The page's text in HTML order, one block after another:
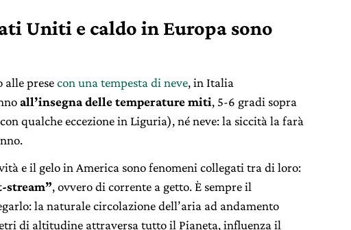
Uniti e caldo in Europa sono
alle presecon una tempesta di neve, in Italia
all’insegna delle temperature miti, 5-6 gradi sopra
qualche eccezione in Liguria), né neve: la siccità la farà
e il gelo in America sono fenomeni collegati tra di loro:
stream”, ovvero di corrente a getto. È sempre il
la naturale circolazione dell’aria ad andamento
di altitudine attraversa tutto il Pianeta, influenza il